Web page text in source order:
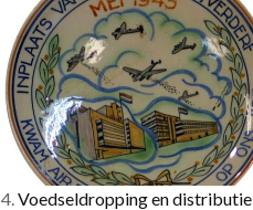
4.Voedseldropping en distributie